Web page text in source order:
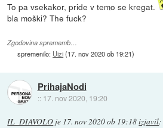
To pa vsekakor, pride v temo se kregat.
bla moški? The fuck?
Zgodovina sprememb…
spremenilo: Uizi(17. nov 2020 ob 19:21)
PrihajaNodi
:: 17. nov 2020, 19:20
IL_DIAVOLO je 17. nov 2020 ob 19:18izjavil: